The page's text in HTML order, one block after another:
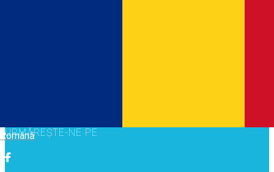
Română
URMĂREȘTE-NE PE